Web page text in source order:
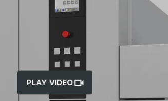
PLAY VIDEO